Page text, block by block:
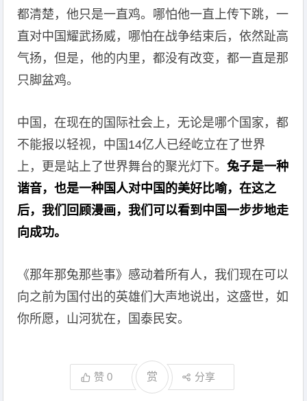
都清楚，他只是一直鸡。哪怕他一直上传下跳，一
直对中国耀武扬威，哪怕在战争结束后，依然趾高
气扬，但是，他的内里，都没有改变，都一直是那
只脚盆鸡。
中国，在现在的国际社会上，无论是哪个国家，都
不能报以轻视，中国14亿人已经屹立在了世界
上，更是站上了世界舞台的聚光灯下。兔子是一种
谐音，也是一种国人对中国的美好比喻，在这之
后，我们回顾漫画，我们可以看到中国一步步地走
向成功。
《那年那兔那些事》感动着所有人，我们现在可以
向之前为国付出的英雄们大声地说出，这盛世，如
你所愿，山河犹在，国泰民安。
赞0 赏 分享